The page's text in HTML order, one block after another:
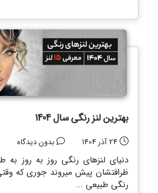
بهترین لنز رنگی سال 1404
24 آذر 1404 بدون دیدگاه
دنیای لنزهای رنگی روز به روز
ظرافتشان پیش میروند جوری که
رنگی طبیعی ...